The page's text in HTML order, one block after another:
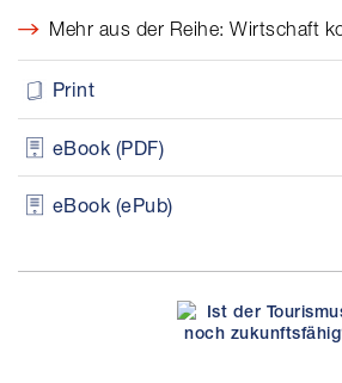
Mehr aus der Reihe: Wirtschaft
Print
eBook (PDF)
eBook (ePub)